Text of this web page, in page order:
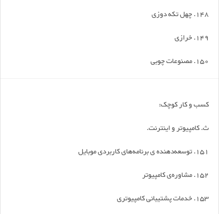
148. چهل تکه دوزی
149. خرازی
150. مصنوعات چوبی
کسب و کار کوچک:
ث. کامپیوتر و اینترنت.
151. توسعه‌دهنده ی برنامه‌های کاربردی موبایل
152. مشاوره‌ی کامپیوتر
153. خدمات پشتیبانی کامپیوتری